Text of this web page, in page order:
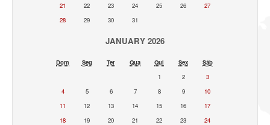
21
22 23 24 25 26
27
28
29 30 31
JANUARY 2026
Dom Seg Ter Qua Qui Sex
Sáb
1
2
3
4
5 6 7 8 9
10
11
12 13 14 15 16
17
18
19 20 21 22 23 24